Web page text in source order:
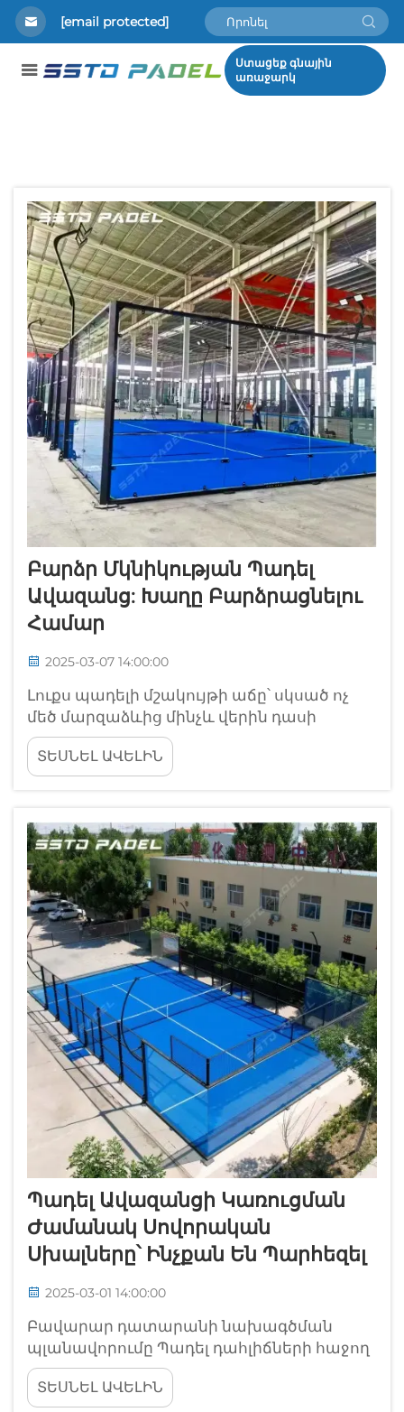
[email protected]
Ստացեք գնային
առաջարկ
Բարձր Մկնիկության Պադել
Ավազանց: Խաղը Բարձրացնելու
Համար
2025-03-07 14:00:00
Լուքս պադելի մշակույթի աճը՝ սկսած ոչ
մեծ մարզաձևից մինչև վերին դասի
կենսակերպ: Այն, ինչը սկզբնապես
անհայտ զբաղմունք էր համարվում,
մեծացել է և վերածվել է ավելի մեծ ինչ-որ
համարվում է վերին դասի կենսակերպի
հոմանիշ, որը գրավում է...
ՏԵՍՆԵԼ ԱՎԵԼԻՆ
Պադել Ավազանցի Կառուցման
Ժամանակ Սովորական
Սխալները՝ Ինչքան Են Պարհեզել
2025-03-01 14:00:00
Բավարար դատարանի նախագծման
պլանավորումը Պադել դահլիճների հաջող
ստեղծման համար անհրաժեշտ է
պաշտոնական չափանիշներին
ՏԵՍՆԵԼ ԱՎԵԼԻՆ